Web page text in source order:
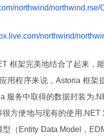
northwind/northwind.rse/
northwind/
框架完美地结合了起来，
用程序来说，Astoria 框架
服务中取得的数据封装为
方便地与现有的使用
（Entity Data Model，